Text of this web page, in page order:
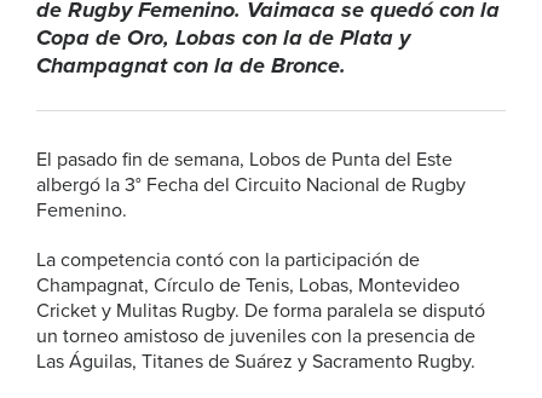
de Rugby Femenino. Vaimaca se quedó con la
Copa de Oro, Lobas con la de Plata y
Champagnat con la de Bronce.
El pasado fin de semana, Lobos de Punta del Este
albergó la 3° Fecha del Circuito Nacional de Rugby
Femenino.
La competencia contó con la participación de
Champagnat, Círculo de Tenis, Lobas, Montevideo
Cricket y Mulitas Rugby. De forma paralela se disputó
un torneo amistoso de juveniles con la presencia de
Las Águilas, Titanes de Suárez y Sacramento Rugby.